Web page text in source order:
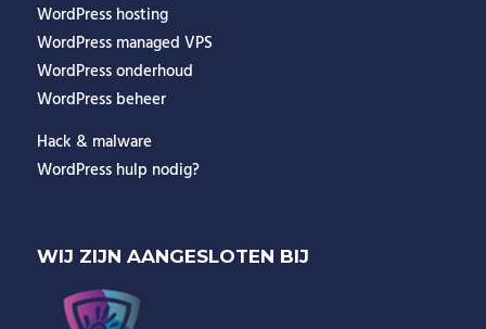
WordPress hosting
WordPress managed VPS
WordPress onderhoud
WordPress beheer
Hack & malware
WordPress hulp nodig?
WIJ ZIJN AANGESLOTEN BIJ